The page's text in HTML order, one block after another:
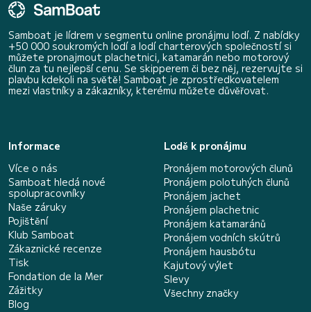
Samboat je lídrem v segmentu online pronájmu lodí. Z nabídky
+50 000 soukromých lodí a lodí charterových společností si
můžete pronajmout plachetnici, katamarán nebo motorový
člun za tu nejlepší cenu. Se skipperem či bez něj, rezervujte si
plavbu kdekoli na světě! Samboat je zprostředkovatelem
mezi vlastníky a zákazníky, kterému můžete důvěřovat.
Informace
Více o nás
Samboat hledá nové
spolupracovníky
Naše záruky
Pojištění
Klub Samboat
Zákaznické recenze
Tisk
Fondation de la Mer
Zážitky
Blog
Lodě k pronájmu
Pronájem motorových člunů
Pronájem polotuhých člunů
Pronájem jachet
Pronájem plachetnic
Pronájem katamaránů
Pronájem vodních skútrů
Pronájem hausbótu
Kajutový výlet
Slevy
Všechny značky